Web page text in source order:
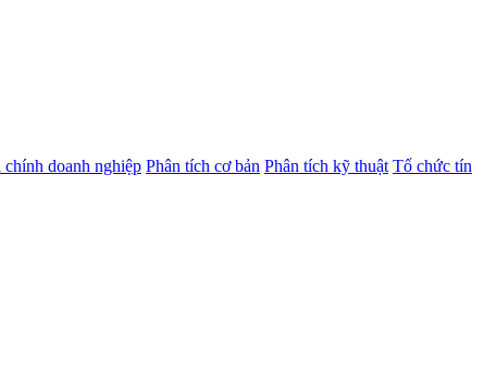
chính doanh nghiệp Phân tích cơ bản Phân tích kỹ thuật Tổ chức tín